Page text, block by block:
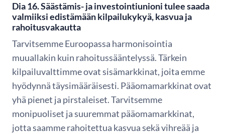
Dia 16. Säästämis- ja investointiunioni tulee saada
valmiiksi edistämään kilpailukykyä, kasvua ja
rahoitusvakautta
Tarvitsemme Euroopassa harmonisointia
muuallakin kuin rahoitussääntelyssä. Tärkein
kilpailuvalttimme ovat sisämarkkinat, joita emme
hyödynnä täysimääräisesti. Pääomamarkkinat ovat
yhä pienet ja pirstaleiset. Tarvitsemme
monipuoliset ja suuremmat pääomamarkkinat,
jotta saamme rahoitettua kasvua sekä vihreää ja